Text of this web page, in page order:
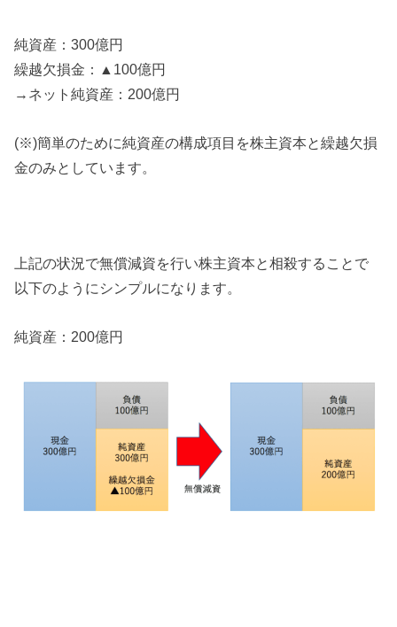
純資産：300億円
繰越欠損金：▲100億円
→ネット純資産：200億円
(※)簡単のために純資産の構成項目を株主資本と繰越欠損
金のみとしています。
上記の状況で無償減資を行い株主資本と相殺することで
以下のようにシンプルになります。
純資産：200億円